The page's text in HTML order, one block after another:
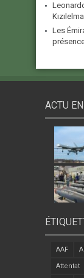
Les
ACTU
AAF
Attentat